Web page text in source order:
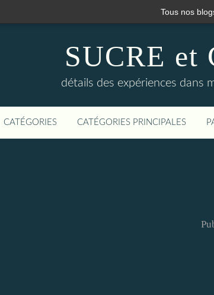
Tous nos
SUCRE et
détails des expériences dans
CATÉGORIES CATÉGORIES PRINCIPALES